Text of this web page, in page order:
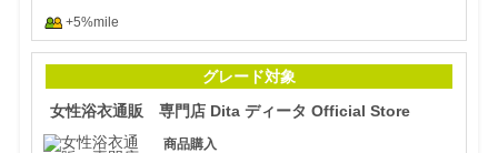
+5%mile
グレード対象
女性浴衣通販 専門店 Dita ディータ Official Store
商品購入